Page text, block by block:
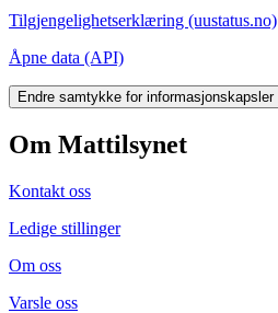
Tilgjengelighetserklæring (uustatus.no)
Åpne data (API)
Endre samtykke for informasjonskapsler
Om Mattilsynet
Kontakt oss
Ledige stillinger
Om oss
Varsle oss